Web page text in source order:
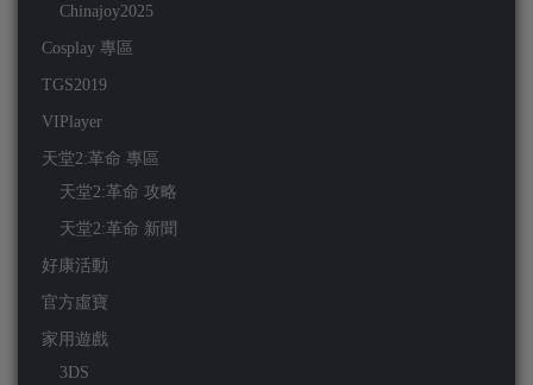
Chinajoy2025
Cosplay 專區
TGS2019
VIPlayer
天堂2:革命 專區
天堂2:革命 攻略
天堂2:革命 新聞
好康活動
官方虛寶
家用遊戲
3DS